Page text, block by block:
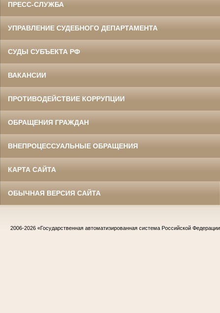
ПРЕСС-СЛУЖБА
УПРАВЛЕНИЕ СУДЕБНОГО ДЕПАРТАМЕНТА
СУДЫ СУБЪЕКТА РФ
ВАКАНСИИ
ПРОТИВОДЕЙСТВИЕ КОРРУПЦИИ
ОБРАЩЕНИЯ ГРАЖДАН
ВНЕПРОЦЕССУАЛЬНЫЕ ОБРАЩЕНИЯ
КАРТА САЙТА
ОБЫЧНАЯ ВЕРСИЯ САЙТА
2006-2026 «Государственная автоматизированная система Российской